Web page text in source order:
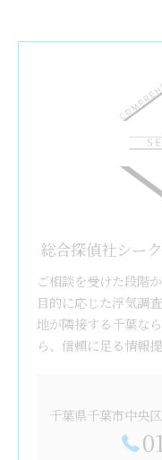
総合探偵社シー
ご相談を受けた段階
目的に応じた浮気調
地が隣接する千葉な
ら、信頼に足る情報
千葉県千葉市中央